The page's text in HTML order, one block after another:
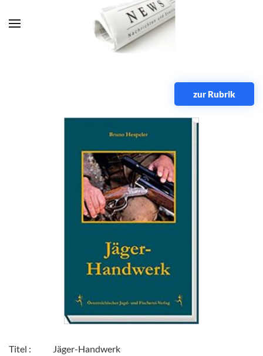
Zum Hauptinhalt springen
zur Rubrik
Titel : Jäger-Handwerk